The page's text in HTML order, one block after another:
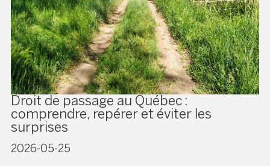
Droit de passage au Québec :
comprendre, repérer et éviter les
surprises
2026-05-25